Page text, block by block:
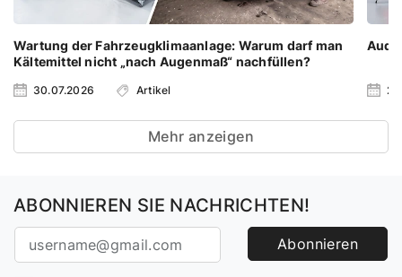
Wartung der Fahrzeugklimaanlage: Warum darf man
Kältemittel nicht „nach Augenmaß“ nachfüllen?
30.07.2026 Artikel
Audi
Mehr anzeigen
ABONNIEREN SIE NACHRICHTEN!
Abonnieren